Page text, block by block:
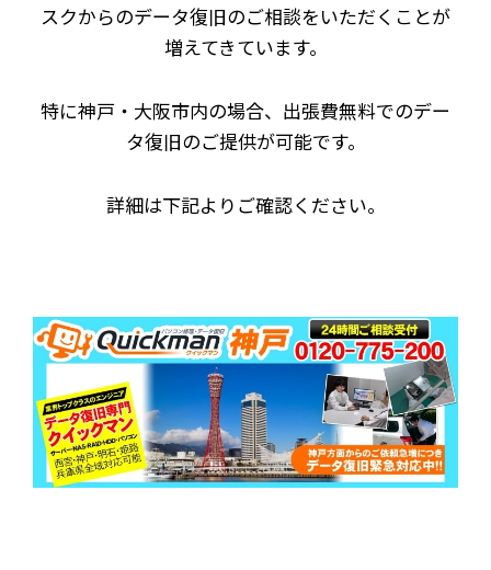
スクからのデータ復旧のご相談をいただくことが
増えてきています。
特に神戸・大阪市内の場合、出張費無料でのデー
タ復旧のご提供が可能です。
詳細は下記よりご確認ください。